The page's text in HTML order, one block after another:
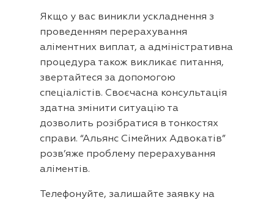
Якщо у вас виникли ускладнення з
проведенням перерахування
аліментних виплат, а адміністративна
процедура також викликає питання,
звертайтеся за допомогою
спеціалістів. Своєчасна консультація
здатна змінити ситуацію та
дозволить розібратися в тонкостях
справи. “Альянс Сімейних Адвокатів”
розв’яже проблему перерахування
аліментів.
Телефонуйте, залишайте заявку на